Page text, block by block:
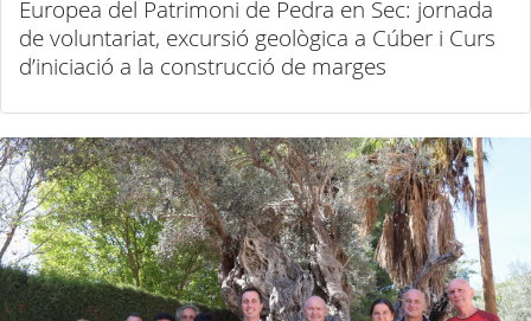
Europea del Patrimoni de Pedra en Sec: jornada
de voluntariat, excursió geològica a Cúber i Curs
d’iniciació a la construcció de marges